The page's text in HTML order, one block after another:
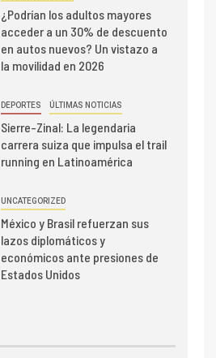
¿Podrían los adultos mayores
acceder a un 30% de descuento
en autos nuevos? Un vistazo a
la movilidad en 2026
DEPORTES ÚLTIMAS NOTICIAS
Sierre-Zinal: La legendaria
carrera suiza que impulsa el trail
running en Latinoamérica
UNCATEGORIZED
México y Brasil refuerzan sus
lazos diplomáticos y
económicos ante presiones de
Estados Unidos